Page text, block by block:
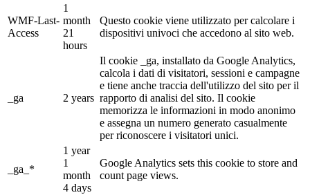
WMF-Last-
Access
1
month
21
hours
Questo cookie viene utilizzato per calcolare i
dispositivi univoci che accedono al sito web.
_ga 2 years
Il cookie _ga, installato da Google Analytics,
calcola i dati di visitatori, sessioni e campagne
e tiene anche traccia dell'utilizzo del sito per il
rapporto di analisi del sito. Il cookie
memorizza le informazioni in modo anonimo
e assegna un numero generato casualmente
per riconoscere i visitatori unici.
_ga_*
1 year
1
month
4 days
Google Analytics sets this cookie to store and
count page views.